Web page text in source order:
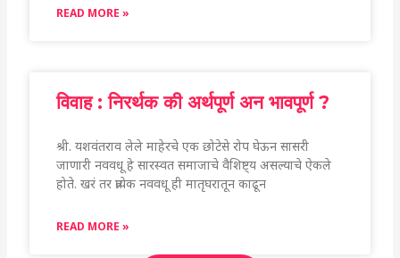
READ MORE »
विवाह : निरर्थक की अर्थपूर्ण अन भावपूर्ण ?
श्री. यशवंतराव लेले माहेरचे एक छोटेसे रोप घेऊन सासरी
जाणारी नववधू हे सारस्वत समाजाचे वैशिष्ट्य असल्याचे ऐकले
होते. खरं तर प्रत्येक नववधू ही मातृघरातून काढून
READ MORE »